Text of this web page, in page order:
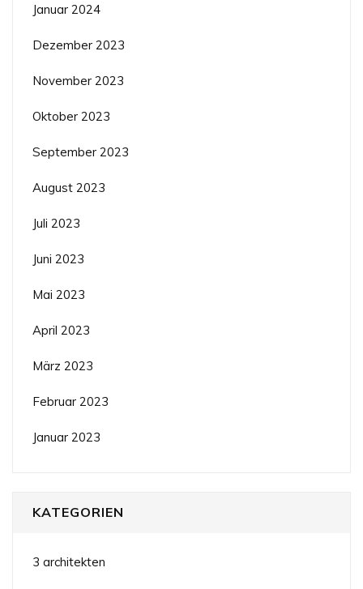
Januar 2024
Dezember 2023
November 2023
Oktober 2023
September 2023
August 2023
Juli 2023
Juni 2023
Mai 2023
April 2023
März 2023
Februar 2023
Januar 2023
KATEGORIEN
3 architekten